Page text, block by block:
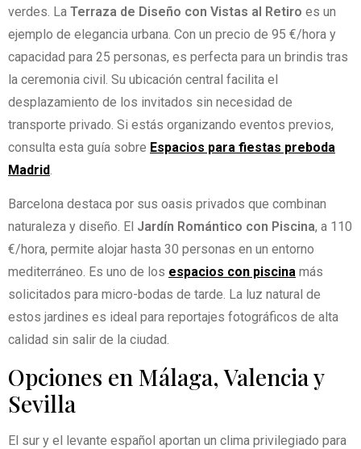
verdes. La Terraza de Diseño con Vistas al Retiro es un
ejemplo de elegancia urbana. Con un precio de 95 €/hora y
capacidad para 25 personas, es perfecta para un brindis tras
la ceremonia civil. Su ubicación central facilita el
desplazamiento de los invitados sin necesidad de
transporte privado. Si estás organizando eventos previos,
consulta esta guía sobre Espacios para fiestas preboda
Madrid.
Barcelona destaca por sus oasis privados que combinan
naturaleza y diseño. El Jardín Romántico con Piscina, a 110
€/hora, permite alojar hasta 30 personas en un entorno
mediterráneo. Es uno de los espacios con piscina más
solicitados para micro-bodas de tarde. La luz natural de
estos jardines es ideal para reportajes fotográficos de alta
calidad sin salir de la ciudad.
Opciones en Málaga, Valencia y
Sevilla
El sur y el levante español aportan un clima privilegiado para